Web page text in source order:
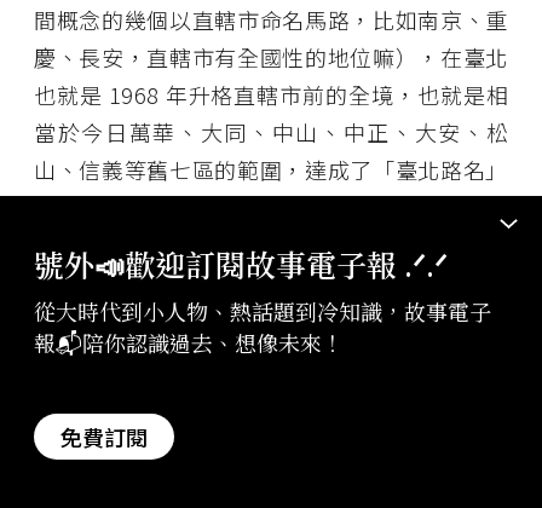
間概念的幾個以直轄市命名馬路，比如南京、重
慶、長安，直轄市有全國性的地位嘛），在臺北
也就是 1968 年升格直轄市前的全境，也就是相
當於今日萬華、大同、中山、中正、大安、松
山、信義等舊七區的範圍，達成了「臺北路名」
比如說，撫遠是中國東北端縣治，撫遠街就必定
在臺北舊市區東北角，東北九省的省名（比如前
文提到的「松江省」，這個省前後只存在九年，
可能 99％ 不識這些省）、城市名就集中在中山
區和松山區。至於西北的路名如庫倫街、哈密
號外📣歡迎訂閱故事電子報 .ᐟ‪‪.ᐟ
從大時代到小人物、熱話題到冷知識，故事電子
報📬陪你認識過去、想像未來！
免費訂閱